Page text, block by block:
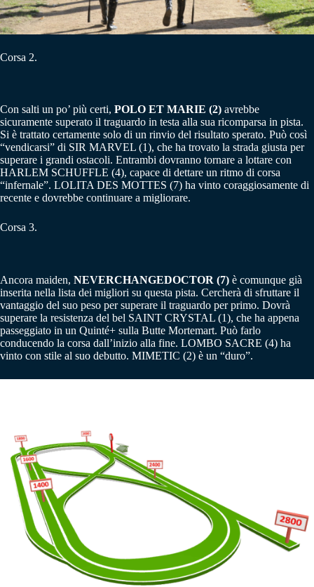
Corsa 2.
Con salti un po’ più certi, POLO ET MARIE (2) avrebbe
sicuramente superato il traguardo in testa alla sua ricomparsa in pista.
Si è trattato certamente solo di un rinvio del risultato sperato. Può così
“vendicarsi” di SIR MARVEL (1), che ha trovato la strada giusta per
superare i grandi ostacoli. Entrambi dovranno tornare a lottare con
HARLEM SCHUFFLE (4), capace di dettare un ritmo di corsa
“infernale”. LOLITA DES MOTTES (7) ha vinto coraggiosamente di
recente e dovrebbe continuare a migliorare.
Corsa 3.
Ancora maiden, NEVERCHANGEDOCTOR (7) è comunque già
inserita nella lista dei migliori su questa pista. Cercherà di sfruttare il
vantaggio del suo peso per superare il traguardo per primo. Dovrà
superare la resistenza del bel SAINT CRYSTAL (1), che ha appena
passeggiato in un Quinté+ sulla Butte Mortemart. Può farlo
conducendo la corsa dall’inizio alla fine. LOMBO SACRE (4) ha
vinto con stile al suo debutto. MIMETIC (2) è un “duro”.